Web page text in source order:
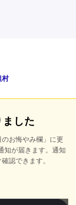
村
した
のお悔やみ欄」に更
知が届きます。通知
認できます。